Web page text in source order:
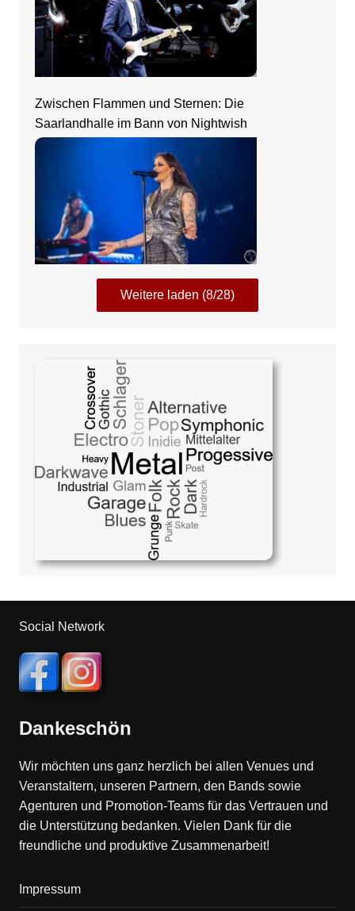
Zwischen Flammen und Sternen: Die
Saarlandhalle im Bann von Nightwish
Weitere laden (8/28)
Social Network
Dankeschön
Wir möchten uns ganz herzlich bei allen Venues und
Veranstaltern, unseren Partnern, den Bands sowie
Agenturen und Promotion-Teams für das Vertrauen und
die Unterstützung bedanken. Vielen Dank für die
freundliche und produktive Zusammenarbeit!
Impressum